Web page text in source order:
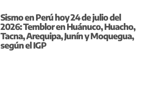
Sismo en Perú hoy 24 de julio del
2026: Temblor en Huánuco, Huacho,
Tacna, Arequipa, Junín y Moquegua,
según el IGP